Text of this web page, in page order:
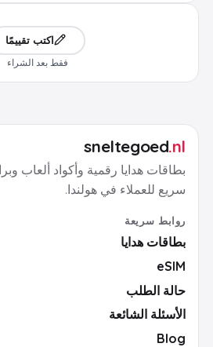
اكتب تقييمًا
فقط بعد الشراء
sneltegoed.nl
سريع للعملاء في هولندا.
روابط سريعة
بطاقات هدايا
eSIM
حالة الطلب
الأسئلة الشائعة
Blog